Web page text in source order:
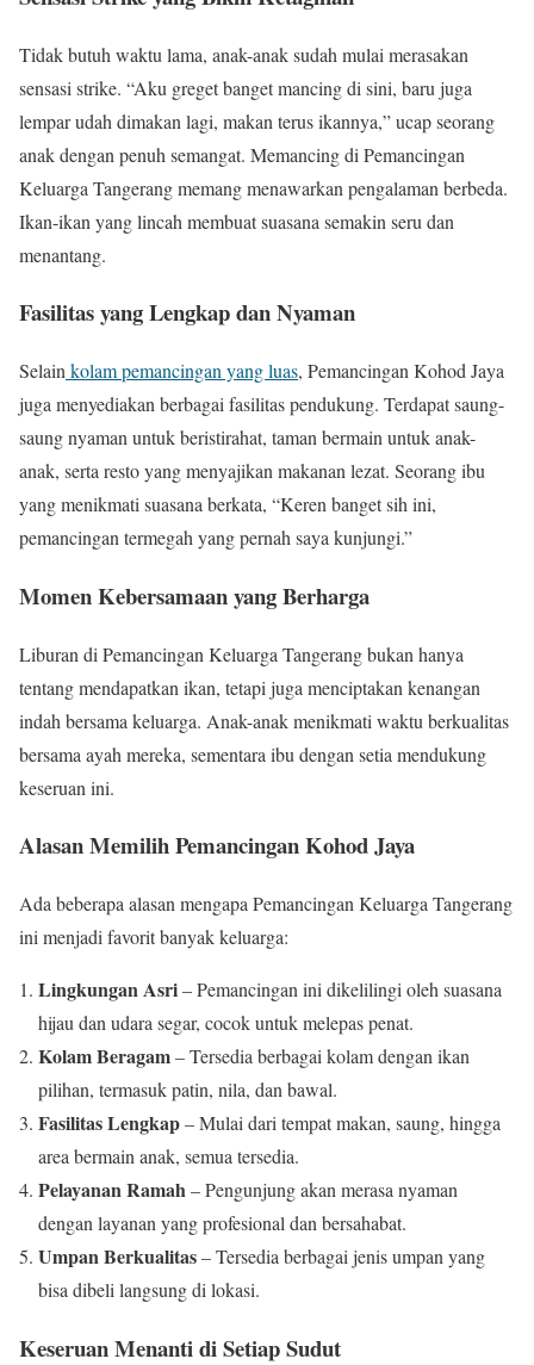
Tidak butuh waktu lama, anak-anak sudah mulai merasakan
sensasi strike. “Aku greget banget mancing di sini, baru juga
lempar udah dimakan lagi, makan terus ikannya,” ucap seorang
anak dengan penuh semangat. Memancing di Pemancingan
Keluarga Tangerang memang menawarkan pengalaman berbeda.
Ikan-ikan yang lincah membuat suasana semakin seru dan
menantang.
Fasilitas yang Lengkap dan Nyaman
Selain kolam pemancingan yang luas, Pemancingan Kohod Jaya
juga menyediakan berbagai fasilitas pendukung. Terdapat saung-
saung nyaman untuk beristirahat, taman bermain untuk anak-
anak, serta resto yang menyajikan makanan lezat. Seorang ibu
yang menikmati suasana berkata, “Keren banget sih ini,
pemancingan termegah yang pernah saya kunjungi.”
Momen Kebersamaan yang Berharga
Liburan di Pemancingan Keluarga Tangerang bukan hanya
tentang mendapatkan ikan, tetapi juga menciptakan kenangan
indah bersama keluarga. Anak-anak menikmati waktu berkualitas
bersama ayah mereka, sementara ibu dengan setia mendukung
keseruan ini.
Alasan Memilih Pemancingan Kohod Jaya
Ada beberapa alasan mengapa Pemancingan Keluarga Tangerang
ini menjadi favorit banyak keluarga:
Lingkungan Asri– Pemancingan ini dikelilingi oleh suasana
hijau dan udara segar, cocok untuk melepas penat.
Kolam Beragam– Tersedia berbagai kolam dengan ikan
pilihan, termasuk patin, nila, dan bawal.
Fasilitas Lengkap– Mulai dari tempat makan, saung, hingga
area bermain anak, semua tersedia.
Pelayanan Ramah– Pengunjung akan merasa nyaman
dengan layanan yang profesional dan bersahabat.
Umpan Berkualitas– Tersedia berbagai jenis umpan yang
bisa dibeli langsung di lokasi.
Keseruan Menanti di Setiap Sudut